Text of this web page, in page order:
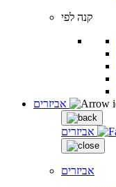
קנה לפי
אביזרים
אביזרים